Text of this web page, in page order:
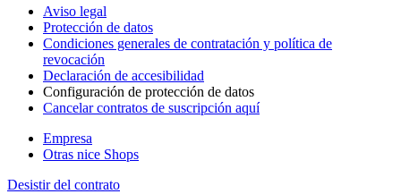
Aviso legal
Protección de datos
Condiciones generales de contratación y política de
revocación
Declaración de accesibilidad
Configuración de protección de datos
Cancelar contratos de suscripción aquí
Empresa
Otras nice Shops
Desistir del contrato